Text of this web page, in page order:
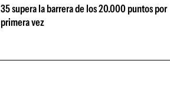
35 supera la barrera de los 20.000 puntos por
primera vez